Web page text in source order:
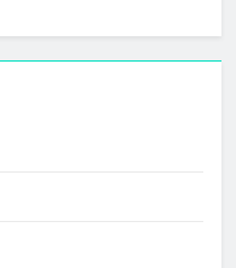
jelentése
jelentése